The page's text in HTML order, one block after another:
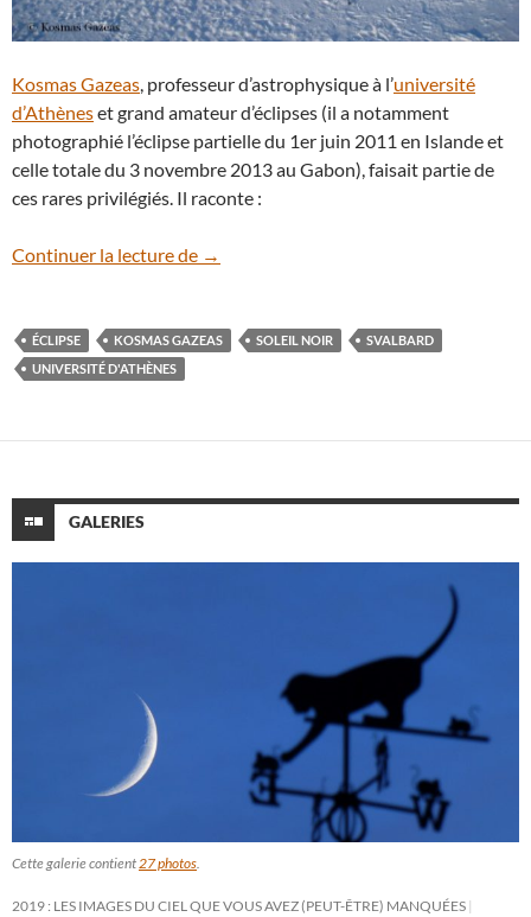
Kosmas Gazeas , professeur d’astrophysique à l’université
d’Athèneset grand amateur d’éclipses (il a notamment
photographié l’éclipse partielle du 1er juin 2011 en Islande et
celle totale du 3 novembre 2013 au Gabon), faisait partie de
ces rares privilégiés. Il raconte :
Continuer la lecture de Soleil noir le 20 mars : récit d’un
→
ÉCLIPSE KOSMAS GAZEAS SOLEIL NOIR
SVALBARD
UNIVERSITÉ D'ATHÈNES
GALERIES
Cette galerie contient27 photos.
2019 : LES IMAGES DU CIEL QUE VOUS AVEZ (PEUT-ÊTRE) MANQUÉES